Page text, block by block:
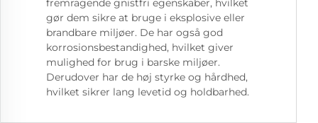
fremragende gnistfri egenskaber, hvilket
gør dem sikre at bruge i eksplosive eller
brandbare miljøer. De har også god
korrosionsbestandighed, hvilket giver
mulighed for brug i barske miljøer.
Derudover har de høj styrke og hårdhed,
hvilket sikrer lang levetid og holdbarhed.